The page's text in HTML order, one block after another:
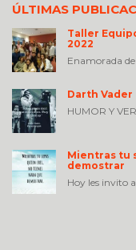
ÚLTIMAS
Taller
2022
Enamorada
Darth Vader
HUMOR Y
Mientras tu
demostrar
Hoy les invito